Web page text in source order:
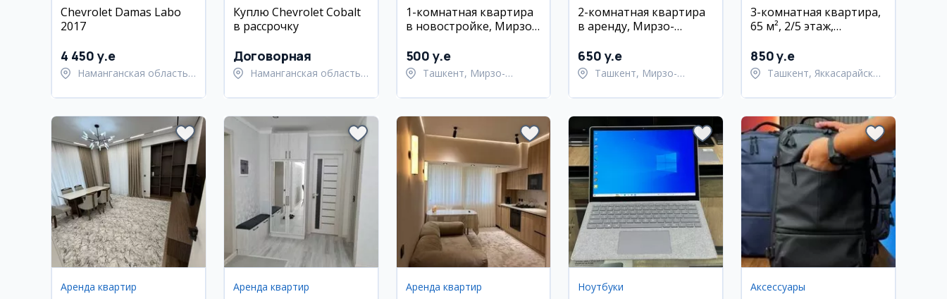
Chevrolet Damas Labo
2017
4 450 y.e
Наманганская область,
Куплю Chevrolet Cobalt
в рассрочку
Договорная
Наманганская область,
1-комнатная квартира
в новостройке, Мирзо-
500 y.e
Ташкент, Мирзо-
2-комнатная квартира
в аренду, Мирзо-
Карасу-1
650 y.e
Ташкент, Мирзо-
3-комнатная квартира,
65 м², 2/5 этаж,
850 y.e
Ташкент, Яккасарайский
Аренда квартир Аренда квартир Аренда квартир Ноутбуки Аксессуары